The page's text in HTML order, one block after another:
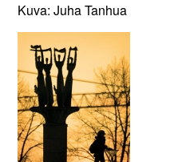
Kuva: Juha Tanhua